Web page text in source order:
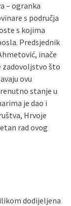
– ogranka
s područja
s kojima
Predsjednik
inače
zadovoljstvo što
ovu
stanje u
je dao i
Hrvoje
rad ovog
dodijeljena